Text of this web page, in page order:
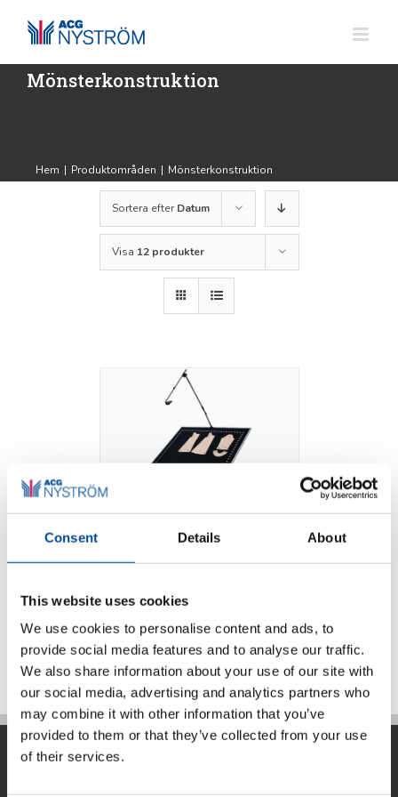
Consent Details About
This website uses cookies
We use cookies to personalise content and ads, to
provide social media features and to analyse our traffic.
We also share information about your use of our site with
our social media, advertising and analytics partners who
may combine it with other information that you’ve
provided to them or that they’ve collected from your use
of their services.
innehållet
Mönsterkonstruktion
Hem | Produktområden | Mönsterkonstruktion
Sortera efterDatum
Visa 12 produkter
Photo Digitizer
Detaljer